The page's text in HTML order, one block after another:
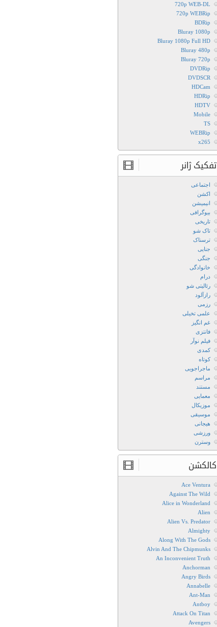
720p WEB-DL
720p WEBRip
BDRip
Bluray 1080p
Bluray 1080p Full HD
Bluray 480p
Bluray 720p
DVDRip
DVDSCR
HDCam
HDRip
HDTV
Mobile
TS
WEBRip
x265
تفکیک ژانر
اجتماعی
اکشن
انیمیشن
بیوگرافی
تاریخی
تاک شو
ترسناک
جنایی
جنگی
خانوادگی
درام
رئالیتی شو
رازآلود
رزمی
علمی تخیلی
غم انگیز
فانتزی
فیلم نوآر
کمدی
کوتاه
ماجراجویی
مراسم
مستند
معمایی
موزیکال
موسیقی
هیجانی
ورزشی
وسترن
کالکشن
Ace Ventura
Against The Wild
Alice in Wonderland
Alien
Alien Vs. Predator
Almighty
Along With The Gods
Alvin And The Chipmunks
An Inconvenient Truth
Anchorman
Angry Birds
Annabelle
Ant-Man
Antboy
Attack On Titan
Avengers